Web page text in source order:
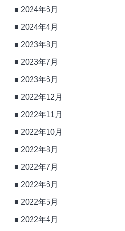
2024年6月
2024年4月
2023年8月
2023年7月
2023年6月
2022年12月
2022年11月
2022年10月
2022年8月
2022年7月
2022年6月
2022年5月
2022年4月